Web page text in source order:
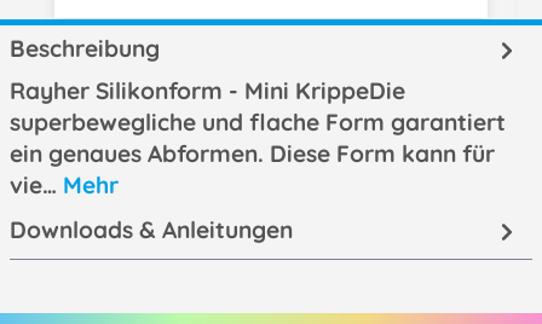
Beschreibung
Rayher Silikonform - Mini KrippeDie
superbewegliche und flache Form garantiert
ein genaues Abformen. Diese Form kann für
vie… Mehr
Downloads & Anleitungen